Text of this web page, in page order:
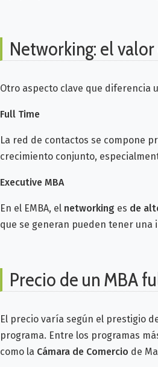
Networking: el
Otro aspecto clave que diferencia
Full Time
La red de contactos se compone
crecimiento conjunto,
Executive MBA
En el EMBA, el networking es de
que se generan pueden tener
Precio de un MBA
El precio varía según el prestigio
programa. Entre los programas
como la Cámara de Comercio de